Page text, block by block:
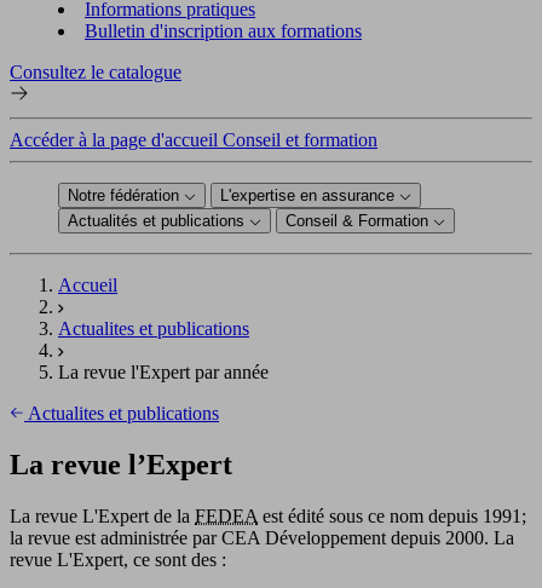
Informations pratiques
Bulletin d'inscription aux formations
Consultez le catalogue
Accéder à la page d'accueil Conseil et formation
Notre fédération
L'expertise en assurance
Actualités et publications
Conseil & Formation
Accueil
Actualites et publications
La revue l'Expert par année
Actualites et publications
La revue l’Expert
La revue L'Expert de la FEDEA est édité sous ce nom depuis 1991;
la revue est administrée par CEA Développement depuis 2000. La
revue L'Expert, ce sont des :